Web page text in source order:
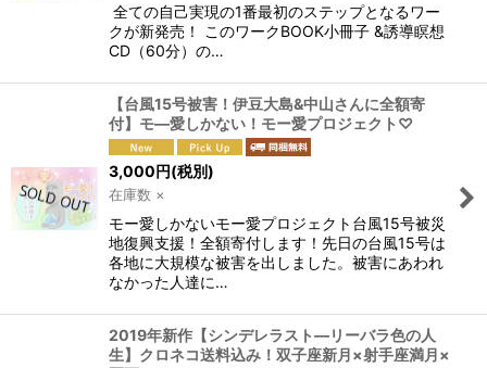
全ての自己実現の1番最初のステップとなるワー
クが新発売！ このワークBOOK小冊子 &誘導瞑想
CD（60分）の…
【台風15号被害！伊豆大島&中山さんに全額寄
付】モ―愛しかない！モー愛プロジェクト♡
3,000円(税別)
在庫数 ×
モー愛しかないモー愛プロジェクト台風15号被災
地復興支援！全額寄付します！先日の台風15号は
各地に大規模な被害を出しました。被害にあわれ
なかった人達に…
2019年新作【シンデレラスト―リーバラ色の人
生】クロネコ送料込み！双子座新月×射手座満月×